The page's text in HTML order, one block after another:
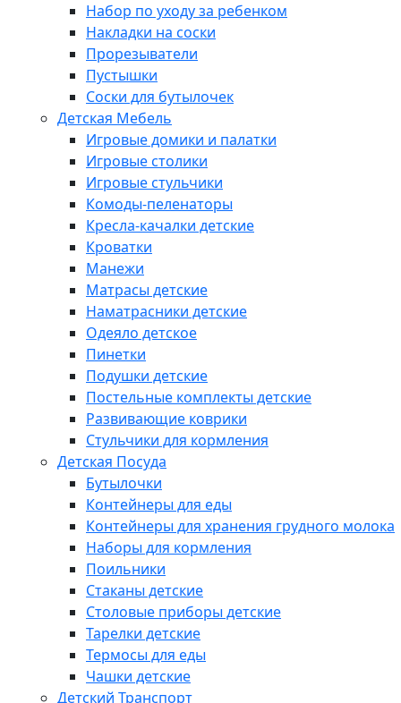
Набор по уходу за ребенком
Накладки на соски
Прорезыватели
Пустышки
Соски для бутылочек
Детская Мебель
Игровые домики и палатки
Игровые столики
Игровые стульчики
Комоды-пеленаторы
Кресла-качалки детские
Кроватки
Манежи
Матрасы детские
Наматрасники детские
Одеяло детское
Пинетки
Подушки детские
Постельные комплекты детские
Развивающие коврики
Стульчики для кормления
Детская Посуда
Бутылочки
Контейнеры для еды
Контейнеры для хранения грудного молока
Наборы для кормления
Поильники
Стаканы детские
Столовые приборы детские
Тарелки детские
Термосы для еды
Чашки детские
Детский Транспорт